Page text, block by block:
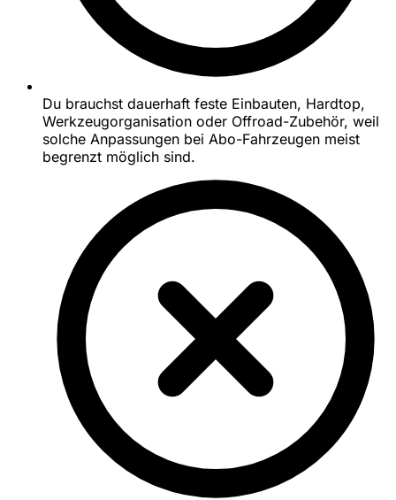
Du brauchst dauerhaft feste Einbauten, Hardtop,
Werkzeugorganisation oder Offroad-Zubehör, weil
solche Anpassungen bei Abo-Fahrzeugen meist
begrenzt möglich sind.